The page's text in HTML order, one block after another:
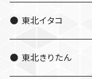
● 東北イタコ
● 東北きりたん